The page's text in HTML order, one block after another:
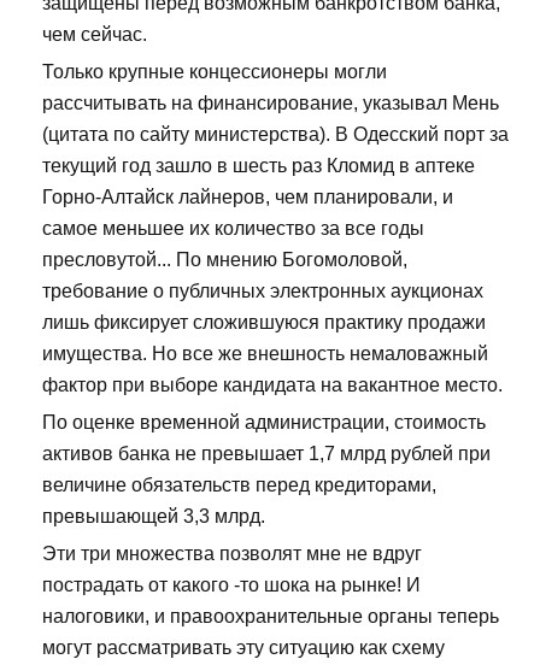
чем сейчас.
Только крупные концессионеры могли
рассчитывать на финансирование, указывал Мень
(цитата по сайту министерства). В Одесский порт за
текущий год зашло в шесть раз Кломид в аптеке
Горно-Алтайск лайнеров, чем планировали, и
самое меньшее их количество за все годы
пресловутой... По мнению Богомоловой,
требование о публичных электронных аукционах
лишь фиксирует сложившуюся практику продажи
имущества. Но все же внешность немаловажный
фактор при выборе кандидата на вакантное место.
По оценке временной администрации, стоимость
активов банка не превышает 1,7 млрд рублей при
величине обязательств перед кредиторами,
превышающей 3,3 млрд.
Эти три множества позволят мне не вдруг
пострадать от какого -то шока на рынке! И
налоговики, и правоохранительные органы теперь
могут рассматривать эту ситуацию как схему